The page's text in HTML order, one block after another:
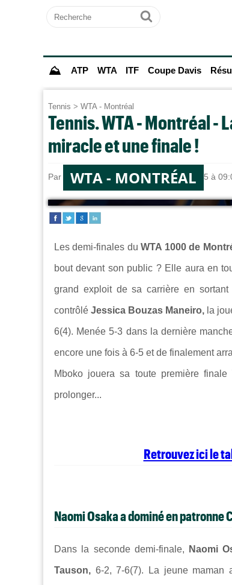
Recherche
Ok
⛰ ATP WTA ITF Coupe Davis
Tennis > WTA - Montréal
Tennis. WTA - Montréal -
miracle et une finale !
Par Alexandre HERCHEUXle 07/08/2025 à
WTA - MONTRÉAL
Les demi-finales duWTA 1000 de
bout devant son public ? Elle aura en
grand exploit de sa carrière en
contrôlé Jessica Bouzas Maneiro, la
6(4). Menée 5-3 dans la dernière
encore une fois à 6-5 et de finalement
Mboko jouera sa toute première
prolonger...
Retrouvez ici le
Naomi Osaka a dominé en patronne
Dans la seconde demi-finale, Naomi
Tauson, 6-2, 7-6(7). La jeune maman